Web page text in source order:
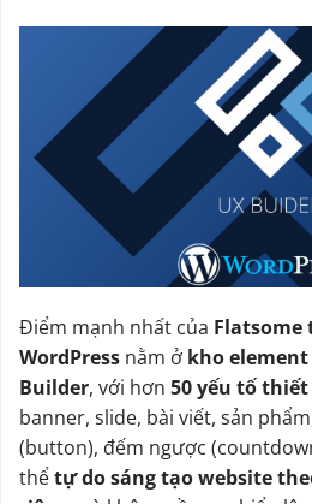
Điểm mạnh nhất của Flatsome
WordPress nằm ở kho
Builder, với hơn 50 yếu tố thiết
banner, slide, bài viết, sản
(button), đếm ngược
thểtự do sáng tạo website